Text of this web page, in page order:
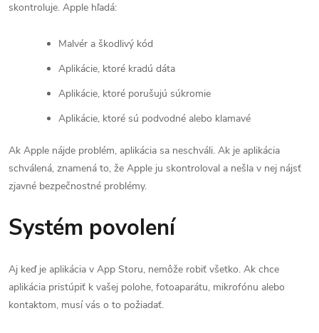
skontroluje. Apple hľadá:
Malvér a škodlivý kód
Aplikácie, ktoré kradú dáta
Aplikácie, ktoré porušujú súkromie
Aplikácie, ktoré sú podvodné alebo klamavé
Ak Apple nájde problém, aplikácia sa neschváli. Ak je aplikácia
schválená, znamená to, že Apple ju skontroloval a nešla v nej nájsť
zjavné bezpečnostné problémy.
Systém povolení
Aj keď je aplikácia v App Storu, nemôže robiť všetko. Ak chce
aplikácia pristúpiť k vašej polohe, fotoaparátu, mikrofónu alebo
kontaktom, musí vás o to požiadať.